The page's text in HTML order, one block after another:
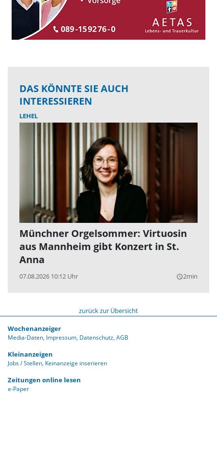
DAS KÖNNTE SIE AUCH
INTERESSIEREN
LEHEL
Münchner Orgelsommer: Virtuosin
aus Mannheim gibt Konzert in St.
Anna
07.08.2026 10:12 Uhr query_builder2min
zurück zur Übersicht
Wochenanzeiger
Media-Daten Impressum Datenschutz AGB
Kleinanzeigen
Jobs / Stellen Keinanzeige inserieren
Zeitungen online lesen
e-Paper